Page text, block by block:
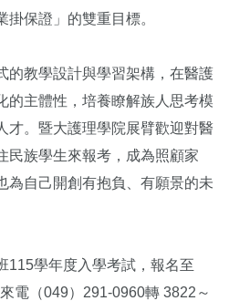
保證」的雙重目標。
的教學設計與學習架構，在醫護
的主體性，培養瞭解族人思考模
才。暨大護理學院展臂歡迎對醫
民族學生來報考，成為照顧家
為自己開創有抱負、有願景的未
115學年度入學考試，報名至
電（049） 291-0960轉 3822 ～